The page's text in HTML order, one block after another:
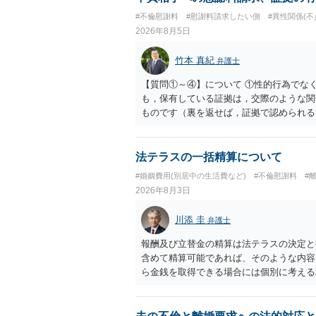
#不倫慰謝料 #慰謝料請求したい側 #異性関係(不
2026年8月5日
竹本 真紀 弁護士
【質問①～④】について ①性的行為でな
も，保有している証拠は，交際のような
ものです（裏を返せば，証拠で認められ
して，この点を考慮されることになるか
を検討するのがよいと思います。今ある
とが前提であり，その価値と夫との関係
れば，どのような内容の委任なのか不明
訴訟にするか，その点の見極めや，相手
かによって，考え方・進め方は変わって
払を拒否するのであれば，本人（行政書
に思います。減額で折り合えるなら本人
ば，訴訟に進むしかなくなるようにも思
法テラスの一括精算について
#婚姻費用(別居中の生活費など) #不倫慰謝料 #
2026年8月3日
川添 圭 弁護士
報酬及び立替金の精算は法テラスの決定
含めて精算可能であれば、そのような内
ら金銭を取得できる場合には個別に考え